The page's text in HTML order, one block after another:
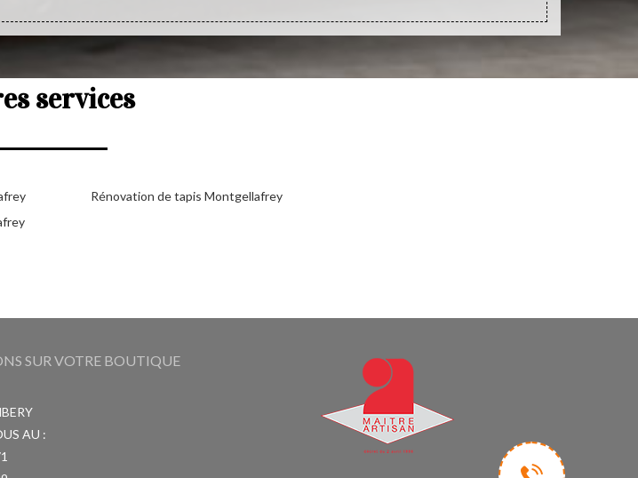
services
Rénovation de tapis Montgellafrey
SUR VOTRE BOUTIQUE
AU :